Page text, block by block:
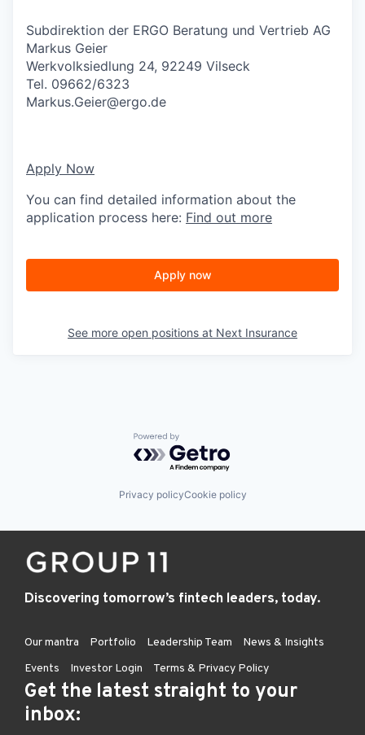
Subdirektion der ERGO Beratung und Vertrieb AG
Markus Geier
Werkvolksiedlung 24, 92249 Vilseck
Tel. 09662/6323
Markus.Geier@ergo.de
Apply Now
You can find detailed information about the
application process here: Find out more
Apply now
See more open positions at Next Insurance
Powered by Getro.com
Privacy policyCookie policy
Discovering tomorrow’s fintech leaders, today.
Our mantra Portfolio Leadership Team
News & Insights
Events
Investor Login Terms & Privacy Policy
Get the latest straight to your
inbox: